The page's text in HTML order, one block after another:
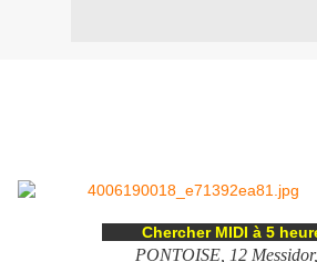
Chercher MIDI à 5
PONTOISE, 12